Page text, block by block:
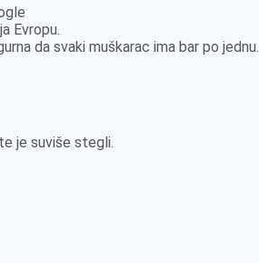
Evropu.
da svaki muškarac ima bar po jednu.
je suviše stegli.